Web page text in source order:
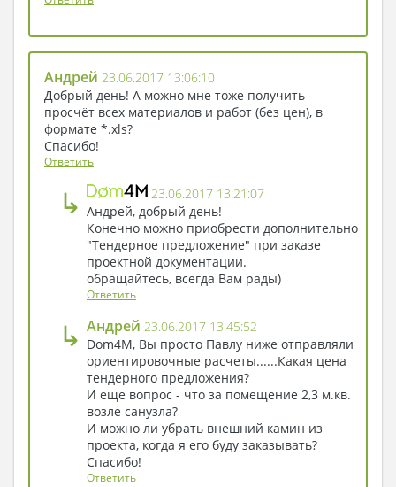
новые удачи и достижения.
строительство, превратив свой небольшой дом
зимой и охлаждающее закрытыми ставнями
летом. Оставалось лишь завести бортовой
журнал или написать дневник о том, как
скромное бунгало может обогатить жизнь
новыми красками.
Андрей 23.06.2017 13:06:10
Добрый день! А можно мне тоже получить
просчёт всех материалов и работ (без цен), в
формате *.xls?
Спасибо!
Ответить
↳
23.06.2017 13:21:07
Андрей, добрый день!
Конечно можно приобрести дополнительно
"Тендерное предложение" при заказе
проектной документации.
обращайтесь, всегда Вам рады)
Ответить
↳ Андрей 23.06.2017 13:45:52
Dom4M, Вы просто Павлу ниже отправляли
ориентировочные расчеты......Какая цена
тендерного предложения?
И еще вопрос - что за помещение 2,3 м.кв.
возле санузла?
И можно ли убрать внешний камин из
проекта, когда я его буду заказывать?
Спасибо!
Ответить